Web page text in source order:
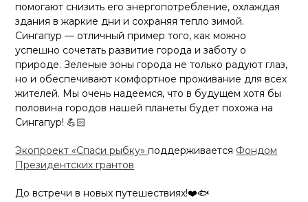
помогают снизить его энергопотребление, охлаждая
здания в жаркие дни и сохраняя тепло зимой.
Сингапур — отличный пример того, как можно
успешно сочетать развитие города и заботу о
природе. Зеленые зоны города не только радуют глаз,
но и обеспечивают комфортное проживание для всех
жителей. Мы очень надеемся, что в будущем хотя бы
половина городов нашей планеты будет похожа на
Сингапур! 💪🏻
Экопроект «Спаси рыбку»поддерживается Фондом
Президентских грантов
До встречи в новых путешествиях!❤️🐟